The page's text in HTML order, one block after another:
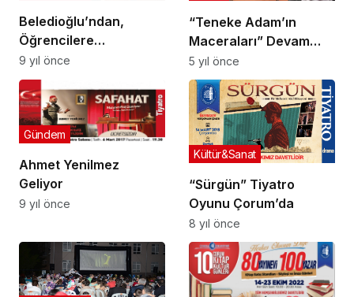
Beledioğlu’ndan,
Öğrencilere
Motivasyon Dersi
9 yıl önce
“Teneke Adam’ın
Maceraları” Devam
Ediyor
5 yıl önce
Ahmet Yenilmez
Geliyor
Gündem
9 yıl önce
“Sürgün” Tiyatro
Oyunu Çorum’da
Kültür&Sanat
8 yıl önce